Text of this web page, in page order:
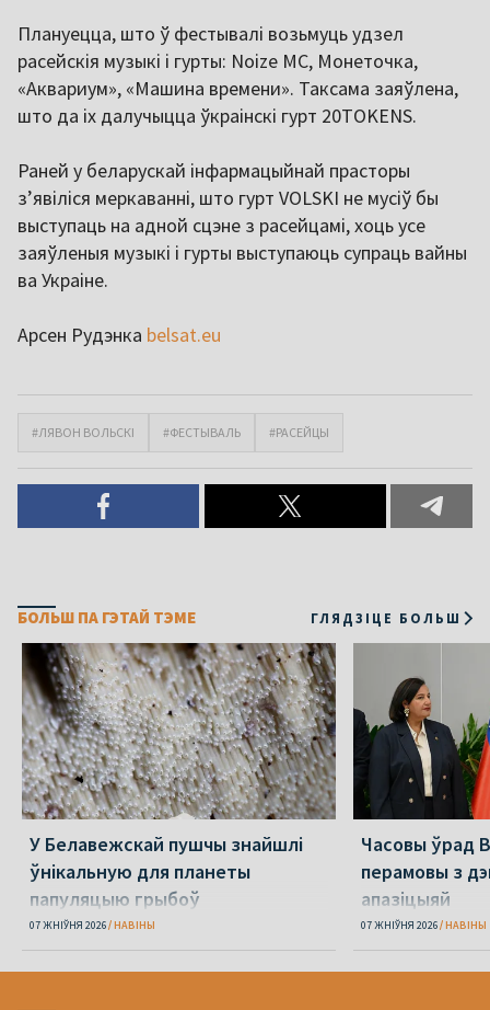
Плануецца, што ў фестывалі возьмуць удзел
расейскія музыкі і гурты: Noize MC, Монеточка,
«Аквариум», «Машина времени». Таксама заяўлена,
што да іх далучыцца ўкраінскі гурт 20TOKENS.
Раней у беларускай інфармацыйнай прасторы
з’явіліся меркаванні, што гурт VOLSKI не мусіў бы
выступаць на адной сцэне з расейцамі, хоць усе
заяўленыя музыкі і гурты выступаюць супраць вайны
ва Украіне.
Арсен Рудэнка belsat.eu
#ЛЯВОН ВОЛЬСКІ #ФЕСТЫВАЛЬ #РАСЕЙЦЫ
БОЛЬШ ПА ГЭТАЙ ТЭМЕ ГЛЯДЗІЦЕ БОЛЬШ
У Белавежскай пушчы знайшлі
ўнікальную для планеты
папуляцыю грыбоў
07 ЖНІЎНЯ 2026 НАВІНЫ
Часовы ўрад
перамовы з
апазіцыяй
07 ЖНІЎНЯ 2026 НАВІНЫ